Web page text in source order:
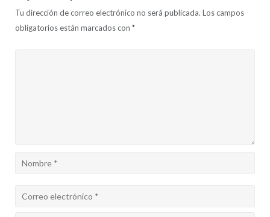
Tu dirección de correo electrónico no será publicada. Los campos
obligatorios están marcados con *